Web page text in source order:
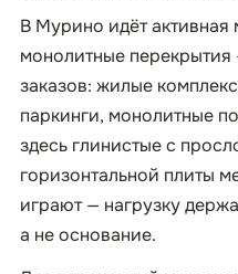
В Мурино идёт активная
монолитные
заказов: жилые
паркинги, монолитные
здесь глинистые с
горизонтальной плиты
играют — нагрузку
а не основание.